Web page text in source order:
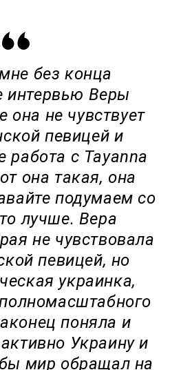
без конца
интервью Веры
она не чувствует
певицей и
работа с Tayanna
она такая, она
подумаем со
лучше. Вера
не чувствовала
певицей, но
украинка,
поняла и
Украину и
мир обращал на